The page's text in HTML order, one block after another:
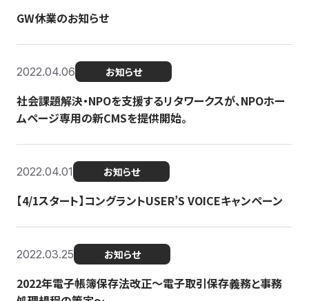
GW休業のお知らせ
2022.04.06 お知らせ
社会課題解決・NPOを支援するリタワークスが、NPOホー
ムページ専用の新CMSを提供開始。
2022.04.01 お知らせ
【4/1スタート】コングラントUSER’S VOICEキャンペーン
2022.03.25 お知らせ
2022年電子帳簿保存法改正～電子取引保存義務と事務